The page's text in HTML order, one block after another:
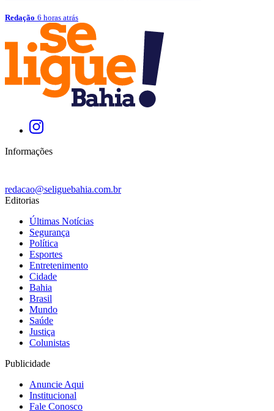
Redação 6 horas atrás
Informações
redacao@seliguebahia.com.br
Editorias
Últimas Notícias
Segurança
Política
Esportes
Entretenimento
Cidade
Bahia
Brasil
Mundo
Saúde
Justiça
Colunistas
Publicidade
Anuncie Aqui
Institucional
Fale Conosco